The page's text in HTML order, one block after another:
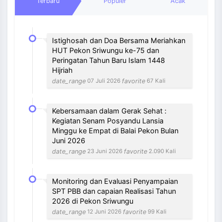
Istighosah dan Doa Bersama Meriahkan
HUT Pekon Sriwungu ke-75 dan
Peringatan Tahun Baru Islam 1448
Hijriah
date_range 07 Juli 2026 favorite 67 Kali
Kebersamaan dalam Gerak Sehat :
Kegiatan Senam Posyandu Lansia
Minggu ke Empat di Balai Pekon Bulan
Juni 2026
date_range 23 Juni 2026 favorite 2.090 Kali
Monitoring dan Evaluasi Penyampaian
SPT PBB dan capaian Realisasi Tahun
2026 di Pekon Sriwungu
date_range 12 Juni 2026 favorite 99 Kali